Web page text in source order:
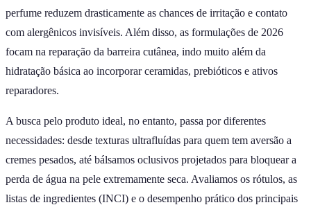
perfume reduzem drasticamente as chances de irritação e contato
com alergênicos invisíveis. Além disso, as formulações de 2026
focam na reparação da barreira cutânea, indo muito além da
hidratação básica ao incorporar ceramidas, prebióticos e ativos
reparadores.
A busca pelo produto ideal, no entanto, passa por diferentes
necessidades: desde texturas ultrafluídas para quem tem aversão a
cremes pesados, até bálsamos oclusivos projetados para bloquear a
perda de água na pele extremamente seca. Avaliamos os rótulos, as
listas de ingredientes (INCI) e o desempenho prático dos principais